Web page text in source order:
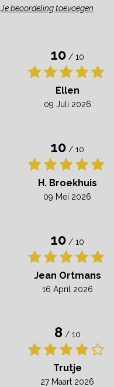
Je beoordeling toevoegen
10 / 10
Ellen
09 Juli 2026
10 / 10
H. Broekhuis
09 Mei 2026
10 / 10
Jean Ortmans
16 April 2026
8 / 10
Trutje
27 Maart 2026